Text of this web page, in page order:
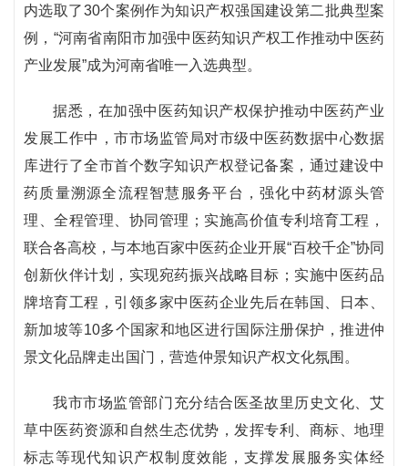
内选取了30个案例作为知识产权强国建设第二批典型案
例，“河南省南阳市加强中医药知识产权工作推动中医药
产业发展”成为河南省唯一入选典型。
据悉，在加强中医药知识产权保护推动中医药产业
发展工作中，市市场监管局对市级中医药数据中心数据
库进行了全市首个数字知识产权登记备案，通过建设中
药质量溯源全流程智慧服务平台，强化中药材源头管
理、全程管理、协同管理；实施高价值专利培育工程，
联合各高校，与本地百家中医药企业开展“百校千企”协同
创新伙伴计划，实现宛药振兴战略目标；实施中医药品
牌培育工程，引领多家中医药企业先后在韩国、日本、
新加坡等10多个国家和地区进行国际注册保护，推进仲
景文化品牌走出国门，营造仲景知识产权文化氛围。
我市市场监管部门充分结合医圣故里历史文化、艾
草中医药资源和自然生态优势，发挥专利、商标、地理
标志等现代知识产权制度效能，支撑发展服务实体经